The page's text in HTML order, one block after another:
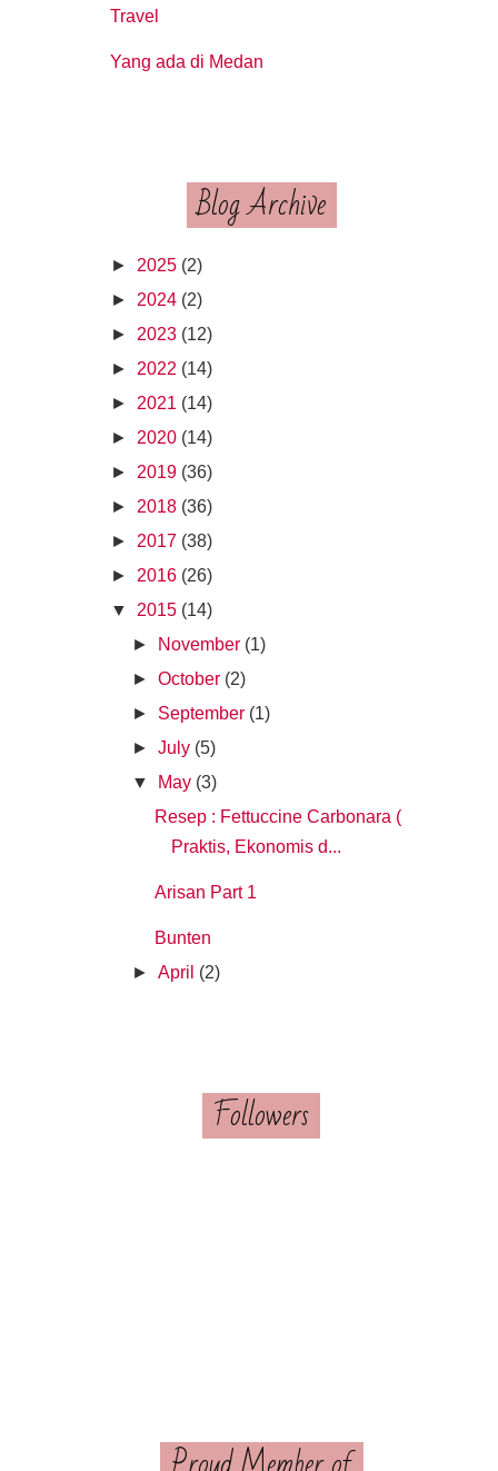
Travel
Yang ada di Medan
Blog Archive
► 2025 (2)
► 2024 (2)
► 2023 (12)
► 2022 (14)
► 2021 (14)
► 2020 (14)
► 2019 (36)
► 2018 (36)
► 2017 (38)
► 2016 (26)
▼
2015 (14)
►
November (1)
►October (2)
► September (1)
►July (5)
▼
May (3)
Resep : Fettuccine Carbonara (
Praktis, Ekonomis d...
Arisan Part 1
Bunten
►April (2)
Followers